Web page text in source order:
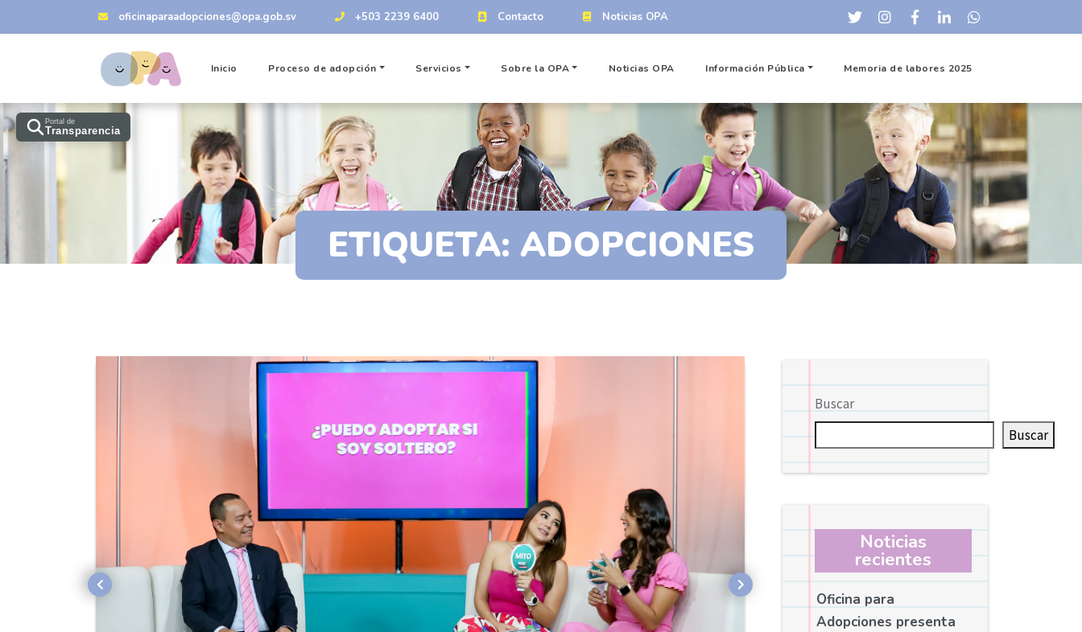
oficinaparaadopciones@opa.gob.sv +503 2239 6400 Contacto Noticias OPA
Inicio Proceso de adopción Servicios Sobre la OPA Noticias OPA Información Pública Memoria de labores 2025
ETIQUETA: ADOPCIONES
Buscar
Buscar
Noticias
recientes
Oficina para
Adopciones presenta
Portal de
Transparencia